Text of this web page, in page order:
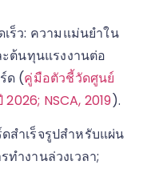
ร็ว: ความแม่นยำใน
ต้นทุนแรงงานต่อ
ด (คู่มือตัวชี้วัดศูนย์
NSCA, 2019).
สำเร็จรูปสำหรับแผ่น
ทำงานล่วงเวลา;